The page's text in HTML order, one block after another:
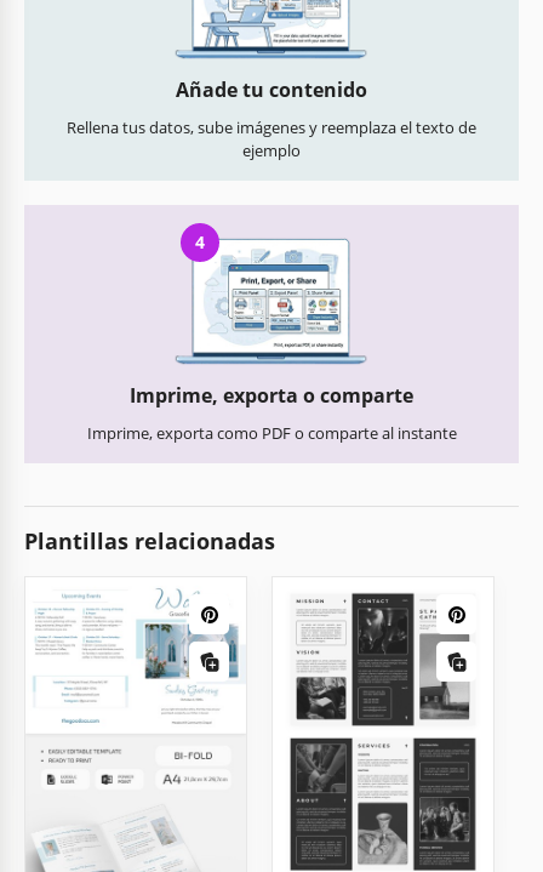
Añade tu contenido
Rellena tus datos, sube imágenes y reemplaza el texto de
ejemplo
4
Imprime, exporta o comparte
Imprime, exporta como PDF o comparte al instante
Plantillas relacionadas